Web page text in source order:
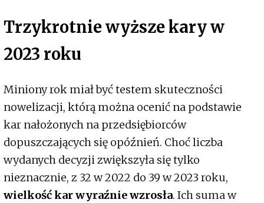
Trzykrotnie wyższe kary w
2023 roku
Miniony rok miał być testem skuteczności
nowelizacji, którą można ocenić na podstawie
kar nałożonych na przedsiębiorców
dopuszczających się opóźnień. Choć liczba
wydanych decyzji zwiększyła się tylko
nieznacznie, z 32 w 2022 do 39 w 2023 roku,
wielkość kar wyraźnie wzrosła. Ich suma w